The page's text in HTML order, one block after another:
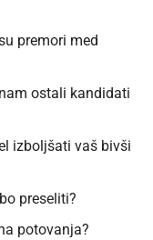
premori med
ostali kandidati
izboljšati vaš bivši
preseliti?
potovanja?